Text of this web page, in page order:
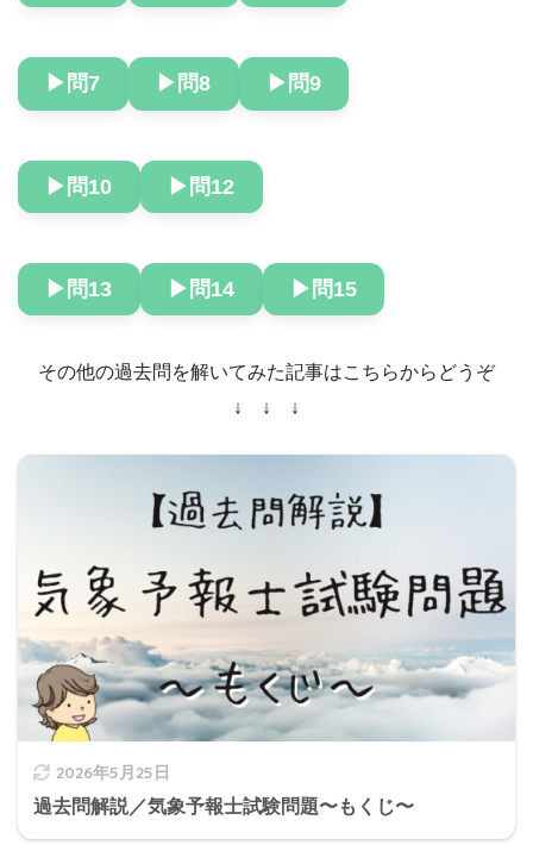
▶︎問7 ▶︎問8 ▶︎問9
▶︎問10 ▶︎問12
▶︎問13 ▶︎問14 ▶︎問15
その他の過去問を解いてみた記事はこちらからどうぞ
↓ ↓ ↓
2026年5月25日
過去問解説／気象予報士試験問題〜もくじ〜